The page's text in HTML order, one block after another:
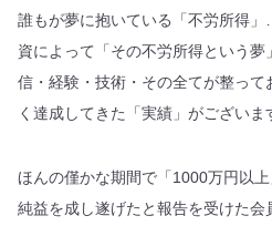
誰もが夢に抱いている「不労所得
資によって「その不労所得という
信・経験・技術・その全てが整っ
く達成してきた「実績」がございま
ほんの僅かな期間で「1000万円以
純益を成し遂げたと報告を受けた